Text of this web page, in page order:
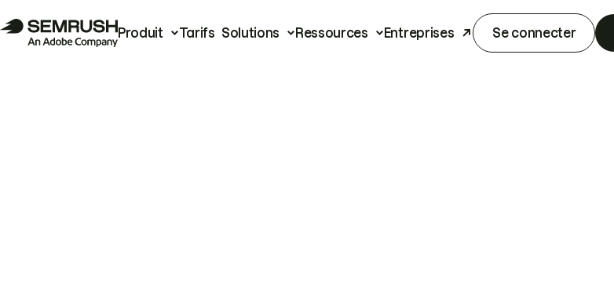
Produit Tarifs Solutions Ressources Entreprises Se connecter